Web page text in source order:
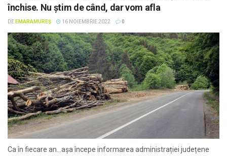
închise. Nu știm de când, dar vom afla
DE EMARAMUREȘ 16 NOIEMBRIE 2022 0
Ca în fiecare an...așa începe informarea administrației județene